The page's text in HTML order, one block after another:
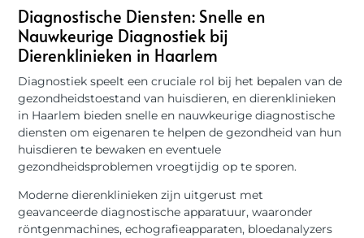
Diagnostische Diensten: Snelle en
Nauwkeurige Diagnostiek bij
Dierenklinieken in Haarlem
Diagnostiek speelt een cruciale rol bij het bepalen van de
gezondheidstoestand van huisdieren, en dierenklinieken
in Haarlem bieden snelle en nauwkeurige diagnostische
diensten om eigenaren te helpen de gezondheid van hun
huisdieren te bewaken en eventuele
gezondheidsproblemen vroegtijdig op te sporen.
Moderne dierenklinieken zijn uitgerust met
geavanceerde diagnostische apparatuur, waaronder
röntgenmachines, echografieapparaten, bloedanalyzers